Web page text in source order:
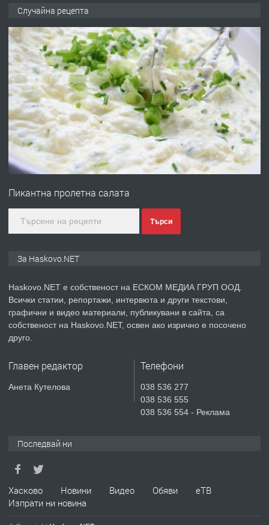
градската градина!
преди 1 ден
ПРЕДЛАГА
ПРОСТОРЕН ТРИСТАЕН
АПАРТАМЕНТ В НОВА СГРАДА КВ.
КУБА
преди 2 дни
ПРЕДЛАГА
Продавам парцел в гр. Хасково кв.
асфалт 0889 537 426
преди 2 дни
ПРЕДЛАГА
№4119 Едностаен обзаведен
Къртене на бетон! Събаряне на
ПРЕДЛАГА Апартамент за продажба
Случайна рецепта
Пикантна пролетна салата
Търси
За Haskovo.NET
Haskovo.NET е собственост на ЕСКОМ МЕДИА ГРУП ООД.
Всички статии, репортажи, интервюта и други текстови,
графични и видео материали, публикувани в сайта, са
собственост на Haskovo.NET, освен ако изрично е посочено
друго.
Главен редактор
Анета Кутелова
Телефони
038 536 277
038 536 555
038 536 554 - Реклама
Последвай ни
Хасково Новини Видео Обяви
еТВ
Изпрати ни новина